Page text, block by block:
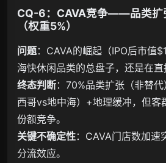
CQ-6：CAVA竞争——品类扩
（权重5%）
问题：CAVA的崛起（IPO后市值
海快休闲品类的总盘子，还是在直
终态判断：70%品类扩张（非替
西哥vs地中海）+地理缓冲，但
份额竞争。
关键不确定性：CAVA门店数加
分流效应。